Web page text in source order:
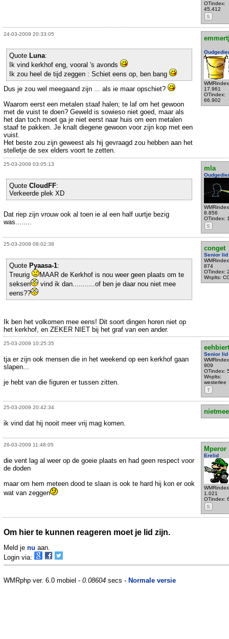
OTindex:
45.412
S
24-03-2009 20:33:05
17.961
OTindex:
66.902
Quote Luna:
Ik vind kerkhof eng, vooral 's avonds
Ik zou heel de tijd zeggen : Schiet eens op, ben bang
Dus je zou wel meegaand zijn ... als ie maar opschiet?
Waarom eerst een metalen staaf halen; te laf om het gewoon
met de vuist te doen? Geweld is sowieso niet goed, maar als
het dan toch moet ga je niet eerst naar huis om een metalen
staaf te pakken. Je knalt diegene gewoon voor zijn kop met een
vuist.
Het beste zou zijn geweest als hij gevraagd zou hebben aan het
stelletje de sex elders voort te zetten.
25-03-2009 03:05:13
mla
8.856
OTindex:
S
Quote CloudFF:
Verkeerde plek XD
Dat riep zijn vrouw ook al toen ie al een half uurtje bezig
was........
25-03-2009 08:02:38
conget
Senior lid
874
OTindex:
Wnplts:
Quote Pyaasa-1:
Treurig
MAAR de Kerkhof is nou weer geen plaats om te
seksen
vind ik dan...........of ben je daar nou niet mee
eens??
Ik ben het volkomen mee eens! Dit soort dingen horen niet op
het kerkhof, en ZEKER NIET bij het graf van een ander.
25-03-2009 10:25:35
Senior lid
909
OTindex:
Wnplts:
westerlee
T
tja er zijn ook mensen die in het weekend op een kerkhof gaan
slapen...
je hebt van die figuren er tussen zitten.
25-03-2009 20:42:34
ik vind dat hij nooit meer vrij mag komen.
26-03-2009 11:48:05
Mperor
Erelid
1.021
OTindex:
S
die vent lag al weer op de goeie plaats en had geen respect voor
de doden
maar om hem meteen dood te slaan is ook te hard hij kon er ook
wat van zeggen
Om hier te kunnen reageren moet je lid zijn.
Meld je nu aan.
Login via:
WMRphp ver. 6.0 mobiel - 0.08604 secs - Normale versie